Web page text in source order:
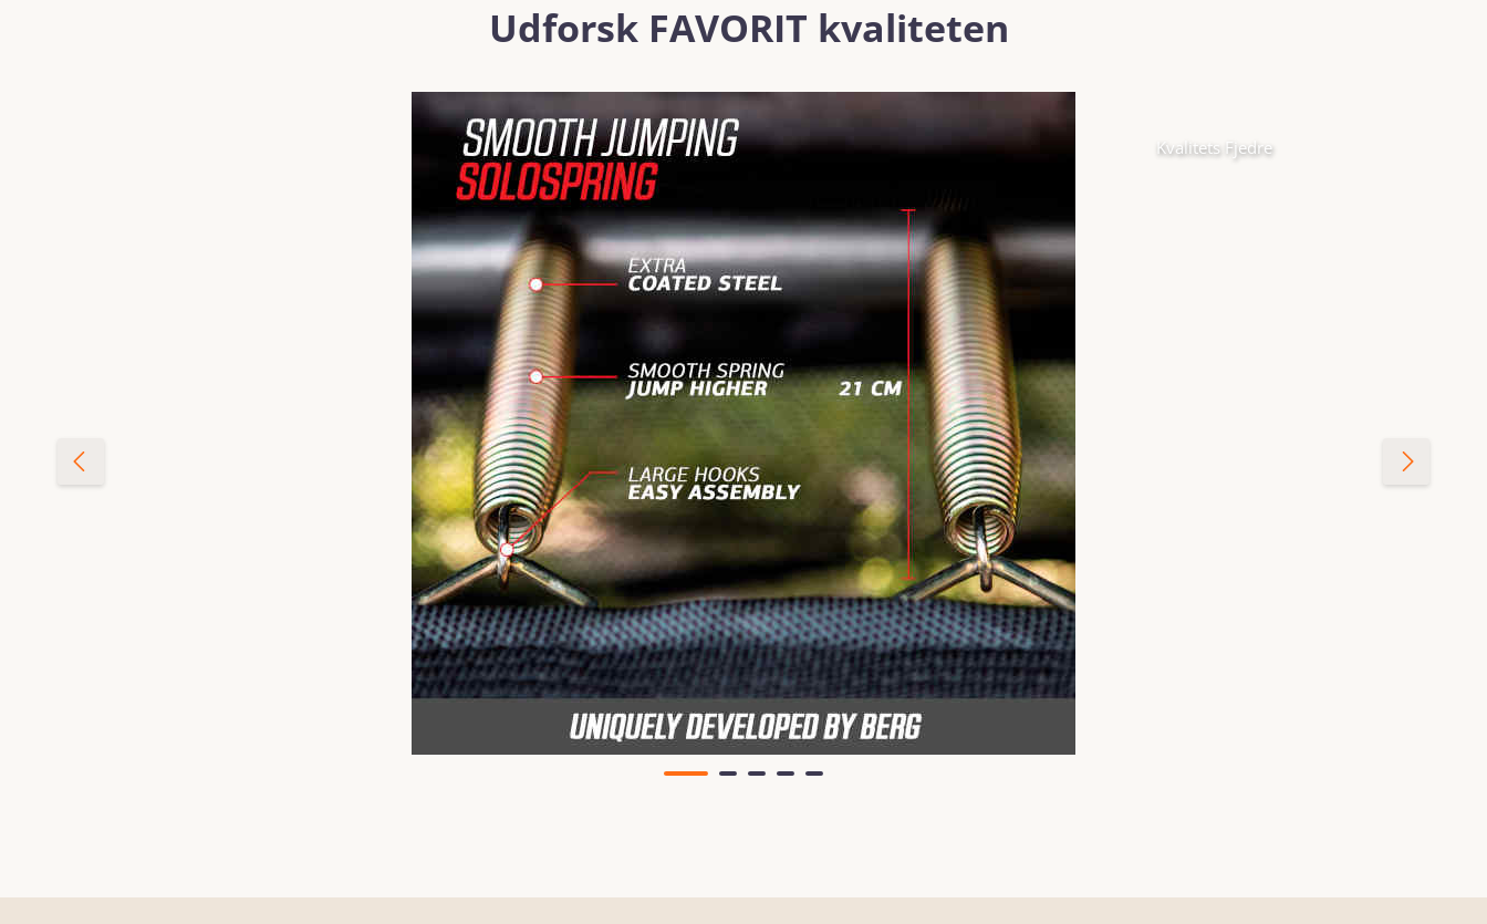
Udforsk FAVORIT kvaliteten
Kvalitets Fjedre